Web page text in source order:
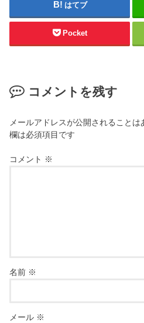
はてブ
Pocket
コメントを残す
メールアドレスが公開されることは
欄は必須項目です
コメント ※
名前 ※
メール ※